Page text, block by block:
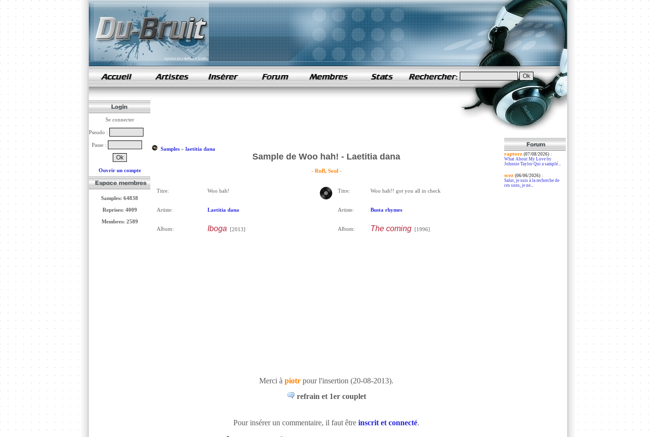
samples de rap
Se connecter
Pseudo :
Passe :
Ouvrir un compte
Samples: 64838
Reprises: 4009
Membres: 2589
Samples» laetitia dana
Sample de Woo hah! - Laetitia dana
- RnB, Soul -
Titre: Woo hah!
Artiste: Laetitia dana
Album: Iboga [2013]
Titre: Woo hah!! got you all in check
Artiste: Busta rhymes
Album: The coming[1996]
Merci à piotr pour l'insertion (20-08-2013).
refrain et 1er couplet
Pour insérer un commentaire, il faut être inscrit et connecté.
raptorz (07/08/2026):
What About My Love by
Johnnie Taylor Qui a samplé...
scez (06/06/2026):
Salut, je suis à la recherche de
ces sons, je ne...